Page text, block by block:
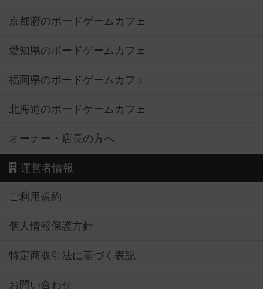
京都府のボードゲームカフェ
愛知県のボードゲームカフェ
福岡県のボードゲームカフェ
北海道のボードゲームカフェ
オーナー・店長の方へ
運営者情報
ご利用規約
個人情報保護方針
特定商取引法に基づく表記
お問い合わせ